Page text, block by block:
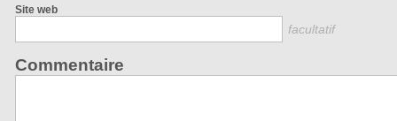
Site web
facultatif
Commentaire